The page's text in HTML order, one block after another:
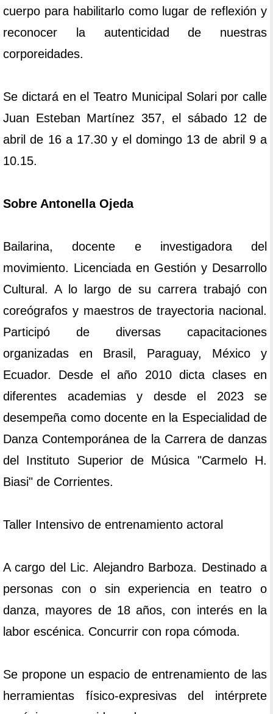
cuerpo para habilitarlo como lugar de reflexión y
reconocer la autenticidad de nuestras
corporeidades.
Se dictará en el Teatro Municipal Solari por calle
Juan Esteban Martínez 357, el sábado 12 de
abril de 16 a 17.30 y el domingo 13 de abril 9 a
10.15.
Sobre Antonella Ojeda
Bailarina, docente e investigadora del
movimiento. Licenciada en Gestión y Desarrollo
Cultural. A lo largo de su carrera trabajó con
coreógrafos y maestros de trayectoria nacional.
Participó de diversas capacitaciones
organizadas en Brasil, Paraguay, México y
Ecuador. Desde el año 2010 dicta clases en
diferentes academias y desde el 2023 se
desempeña como docente en la Especialidad de
Danza Contemporánea de la Carrera de danzas
del Instituto Superior de Música "Carmelo H.
Biasi" de Corrientes.
Taller Intensivo de entrenamiento actoral
A cargo del Lic. Alejandro Barboza. Destinado a
personas con o sin experiencia en teatro o
danza, mayores de 18 años, con interés en la
labor escénica. Concurrir con ropa cómoda.
Se propone un espacio de entrenamiento de las
herramientas físico-expresivas del intérprete